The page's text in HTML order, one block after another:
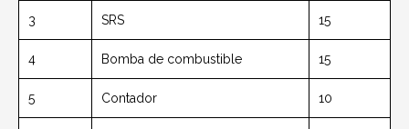
3 SRS 15
4 Bomba de combustible 15
5 Contador 10